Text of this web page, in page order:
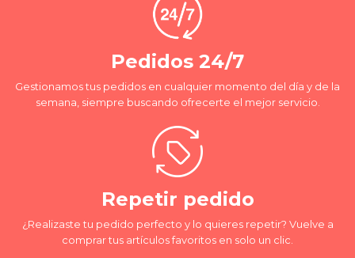
Pedidos 24/7
Gestionamos tus pedidos en cualquier momento del día y de la
semana, siempre buscando ofrecerte el mejor servicio.
Repetir pedido
¿Realizaste tu pedido perfecto y lo quieres repetir? Vuelve a
comprar tus artículos favoritos en solo un clic.